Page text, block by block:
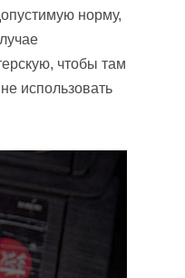
норму,
чтобы там
использовать